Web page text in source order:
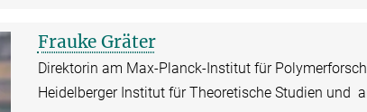
Frauke Gräter
Direktorin am Max-Planck-Institut für
Heidelberger Institut für Theoretische Studien und